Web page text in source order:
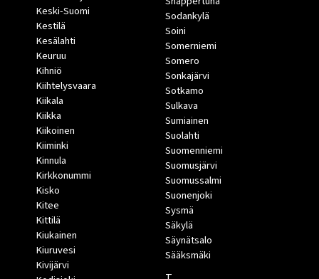
Keski-Suomi
Kestilä
Kesälahti
Keuruu
Kihniö
Kiihtelysvaara
Kiikala
Kiikka
Kiikoinen
Kiiminki
Kinnula
Kirkkonummi
Kisko
Kitee
Kittilä
Kiukainen
Kiuruvesi
Kivijärvi
Sodankylä
Soini
Somerniemi
Somero
Sonkajärvi
Sotkamo
Sulkava
Sumiainen
Suolahti
Suomenniemi
Suomusjärvi
Suomussalmi
Suonenjoki
Sysmä
Säkylä
Säynätsalo
Sääksmäki